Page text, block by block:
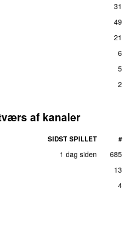
31
49
21
6
5
2
af kanaler
SIDST SPILLET #
1 dag siden
685
13
4